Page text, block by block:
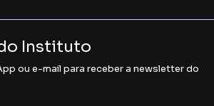
Instituto
ou e-mail para receber a newsletter do